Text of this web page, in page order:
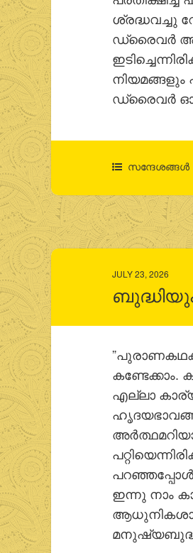
ശ്രദ്ധവച്ചു
ഡ്രൈവര്‍
നിയമങ്ങളും
ഡ്രൈവര്‍
സന്ദേശങ്ങൾ
JULY 23, 2026
എല്ലാ
പറഞ്ഞപ്പോള്‍
ഇന്നു നാം